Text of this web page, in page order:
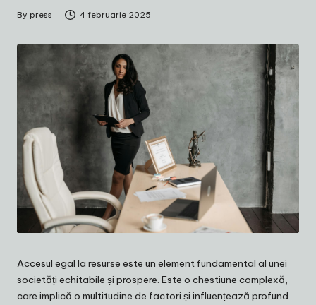
Posted
By press 4 februarie 2025
Accesul egal la resurse este un element fundamental al unei
societăți echitabile și prospere. Este o chestiune complexă,
care implică o multitudine de factori și influențează profund